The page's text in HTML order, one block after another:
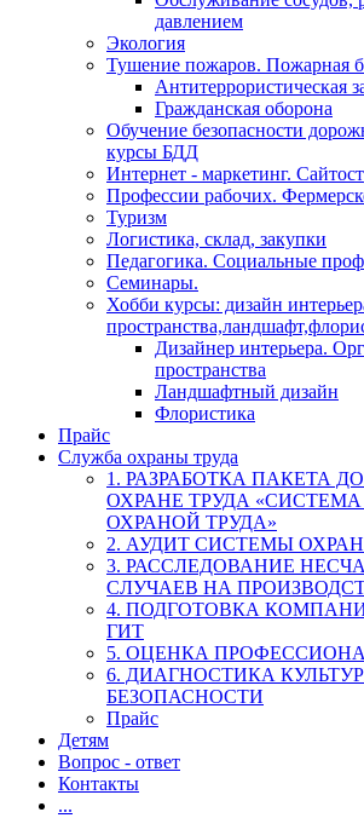
давлением
Экология
Тушение пожаров. Пожарная
Антитеррористическая
Гражданская оборона
Обучение безопасности
курсы БДД
Интернет - маркетинг.
Профессии рабочих.
Туризм
Логистика, склад, закупки
Педагогика. Социальные
Семинары.
Хобби курсы: дизайн
Дизайнер интерьера.
пространства
Ландшафтный дизайн
Флористика
Прайс
Служба охраны труда
1. РАЗРАБОТКА ПАКЕТА
ОХРАНЕ ТРУДА
ОХРАНОЙ ТРУДА»
2. АУДИТ СИСТЕМЫ
3. РАССЛЕДОВАНИЕ
СЛУЧАЕВ НА
4. ПОДГОТОВКА
ГИТ
5. ОЦЕНКА
6. ДИАГНОСТИКА
БЕЗОПАСНОСТИ
Прайс
Детям
Вопрос - ответ
Контакты
...